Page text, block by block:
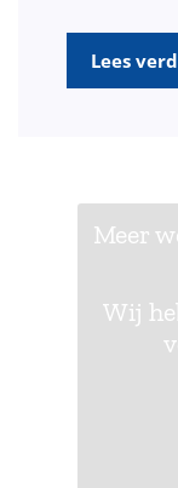
Lees
Meer
Wij